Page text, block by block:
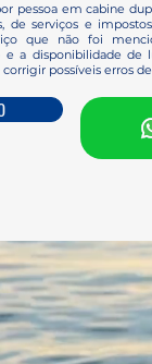
pessoa em cabine
de serviços e
que não foi
e a disponibilidade de
possíveis erros